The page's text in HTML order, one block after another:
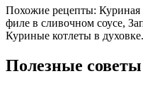
Похожие рецепты: Куриная
филе в сливочном соусе,
Куриные котлеты в духовке.
Полезные советы